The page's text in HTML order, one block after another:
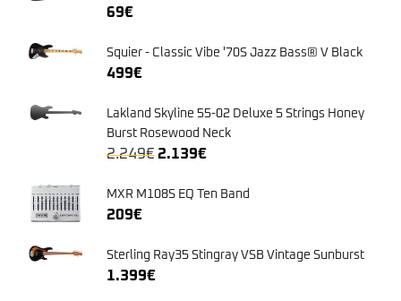
69€
Squier - Classic Vibe '70S Jazz Bass® V Black
499€
Lakland Skyline 55-02 Deluxe 5 Strings Honey
Burst Rosewood Neck
2.249€ Le
initial
2.139€Le
actuel
MXR M108S EQ Ten Band
209€
Sterling Ray35 Stingray VSB Vintage Sunburst
1.399€